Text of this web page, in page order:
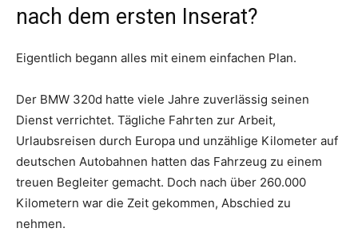
nach dem ersten Inserat?
Eigentlich begann alles mit einem einfachen Plan.
Der BMW 320d hatte viele Jahre zuverlässig seinen
Dienst verrichtet. Tägliche Fahrten zur Arbeit,
Urlaubsreisen durch Europa und unzählige Kilometer auf
deutschen Autobahnen hatten das Fahrzeug zu einem
treuen Begleiter gemacht. Doch nach über 260.000
Kilometern war die Zeit gekommen, Abschied zu
nehmen.